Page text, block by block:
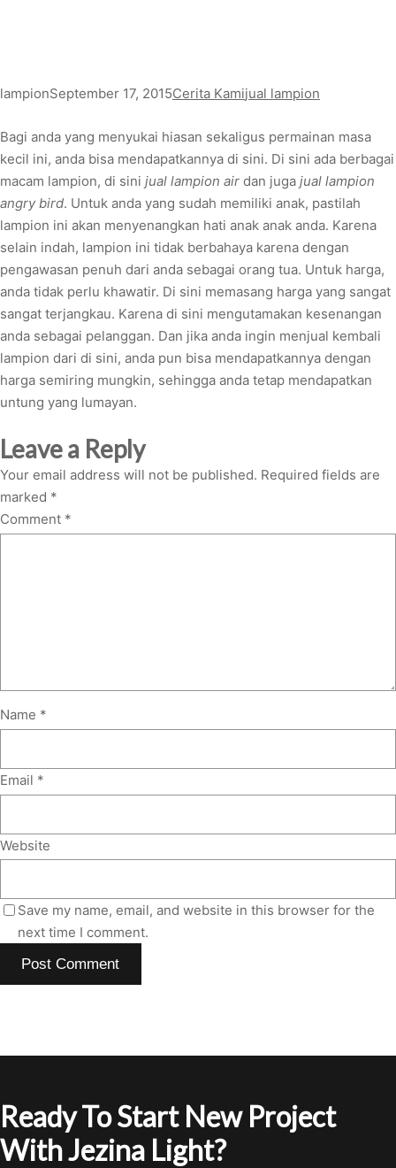
lampionSeptember 17, 2015Cerita Kamijual lampion
Bagi anda yang menyukai hiasan sekaligus permainan masa
kecil ini, anda bisa mendapatkannya di sini. Di sini ada berbagai
macam lampion, di sini jual lampion air dan juga jual lampion
angry bird. Untuk anda yang sudah memiliki anak, pastilah
lampion ini akan menyenangkan hati anak anak anda. Karena
selain indah, lampion ini tidak berbahaya karena dengan
pengawasan penuh dari anda sebagai orang tua. Untuk harga,
anda tidak perlu khawatir. Di sini memasang harga yang sangat
sangat terjangkau. Karena di sini mengutamakan kesenangan
anda sebagai pelanggan. Dan jika anda ingin menjual kembali
lampion dari di sini, anda pun bisa mendapatkannya dengan
harga semiring mungkin, sehingga anda tetap mendapatkan
untung yang lumayan.
Leave a Reply
Your email address will not be published. Required fields are
marked *
Comment *
Name *
Email *
Website
Save my name, email, and website in this browser for the
next time I comment.
Ready To Start New Project
With Jezina Light?